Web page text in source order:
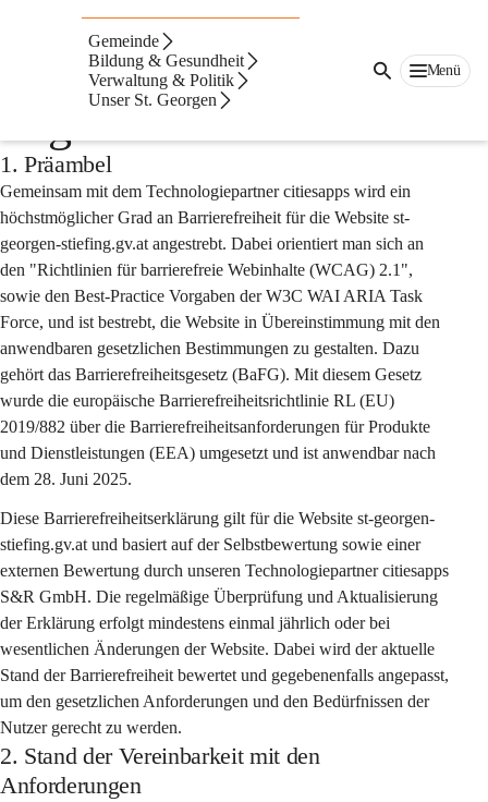
Gemeinde
Bildung & Gesundheit
Verwaltung & Politik
Unser St. Georgen
Menü
Barrierefreiheitserklär
ung der Website
1. Präambel
Gemeinsam mit dem Technologiepartner citiesapps wird ein
höchstmöglicher Grad an Barrierefreiheit für die Website st-
georgen-stiefing.gv.at angestrebt. Dabei orientiert man sich an
den "Richtlinien für barrierefreie Webinhalte (WCAG) 2.1",
sowie den Best-Practice Vorgaben der W3C WAI ARIA Task
Force, und ist bestrebt, die Website in Übereinstimmung mit den
anwendbaren gesetzlichen Bestimmungen zu gestalten. Dazu
gehört das Barrierefreiheitsgesetz (BaFG). Mit diesem Gesetz
wurde die europäische Barrierefreiheitsrichtlinie RL (EU)
2019/882 über die Barrierefreiheitsanforderungen für Produkte
und Dienstleistungen (EEA) umgesetzt und ist anwendbar nach
dem 28. Juni 2025.
Diese Barrierefreiheitserklärung gilt für die Website st-georgen-
stiefing.gv.at und basiert auf der Selbstbewertung sowie einer
externen Bewertung durch unseren Technologiepartner citiesapps
S&R GmbH. Die regelmäßige Überprüfung und Aktualisierung
der Erklärung erfolgt mindestens einmal jährlich oder bei
wesentlichen Änderungen der Website. Dabei wird der aktuelle
Stand der Barrierefreiheit bewertet und gegebenenfalls angepasst,
um den gesetzlichen Anforderungen und den Bedürfnissen der
Nutzer gerecht zu werden.
2. Stand der Vereinbarkeit mit den
Anforderungen